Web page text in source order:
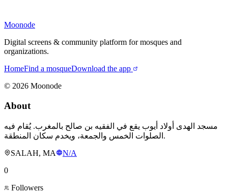
Moonode
Digital screens & community platform for mosques and
organizations.
HomeFind a mosqueDownload the app
© 2026 Moonode
About
مسجد الهدى أولاد أيوب يقع في الفقيه بن صالح بالمغرب. يُقام فيه
الصلوات الخمس والجمعة، ويخدم سكان المنطقة.
SALAH, MA
N/A
0
Followers